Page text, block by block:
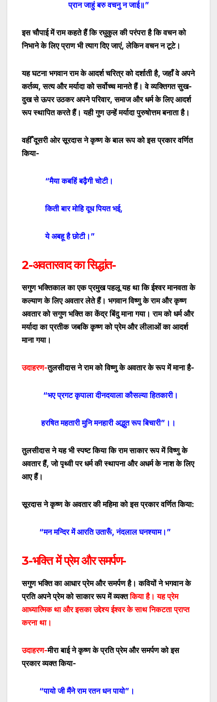
प्रान जाहुं बरु वचनु न जाई॥”
इस चौपाई में राम कहते हैं कि रघुकुल की परंपरा है कि वचन को
निभाने के लिए प्राण भी त्याग दिए जाएं,लेकिन वचन न टूटे।
यह घटना भगवान राम के आदर्श चरित्र को दर्शाती है,जहाँ वे अपने
कर्तव्य,सत्य और मर्यादा को सर्वोच्च मानते हैं। वे व्यक्तिगत सुख-
दुख से ऊपर उठकर अपने परिवार,समाज और धर्म के लिए आदर्श
रूप स्थापित करते हैं। यही गुण उन्हें मर्यादा पुरुषोत्तम बनाता है।
वहीँ दूसरी ओर सूरदास ने कृष्ण के बाल रूप को इस प्रकार वर्णित
किया-
“मैया कबहिं बढ़ैगी चोटी।
किती बार मोहि दूध पियत भई,
ये अबहू है छोटी।”
2-अवतारवाद का सिद्धांत-
सगुण भक्तिकाल का एक प्रमुख पहलू यह था कि ईश्वर मानवता के
कल्याण के लिए अवतार लेते हैं। भगवान विष्णु के राम और कृष्ण
अवतार को सगुण भक्ति का केंद्र बिंदु माना गया। राम को धर्म और
मर्यादा का प्रतीक जबकि कृष्ण को प्रेम और लीलाओं का आदर्श
माना गया।
उदाहरण-तुलसीदास ने राम को विष्णु के अवतार के रूप में माना है-
“भए प्रगट कृपाला दीनदयाला कौसल्या हितकारी।
हरषित महतारी मुनि मनहारी अद्भुत रूप बिचारी” ।।
तुलसीदास ने यह भी स्पष्ट किया कि राम साकार रूप में विष्णु के
अवतार हैं,जो पृथ्वी पर धर्म की स्थापना और अधर्म के नाश के लिए
आए हैं।
सूरदास ने कृष्ण के अवतार की महिमा को इस प्रकार वर्णित किया:
“मन मन्दिर में आरति उतारूँ, नंदलाल घनश्याम।”
3-भक्ति में प्रेम और समर्पण-
सगुण भक्ति का आधार प्रेम और समर्पण है। कवियों ने भगवान के
प्रति अपने प्रेम को साकार रूप में व्यक्तकिया है। यह प्रेम
आध्यात्मिक था और इसका उद्देश्य ईश्वर के साथ निकटता प्राप्त
करना था।
उदाहरण-मीरा बाई ने कृष्ण के प्रति प्रेम और समर्पण को इस
प्रकार व्यक्त किया-
“पायो जी मैंने राम रतन धन पायो” ।